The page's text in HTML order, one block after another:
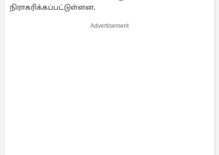
நிராகரிக்கப்பட்டுள்ளன.
Advertisement